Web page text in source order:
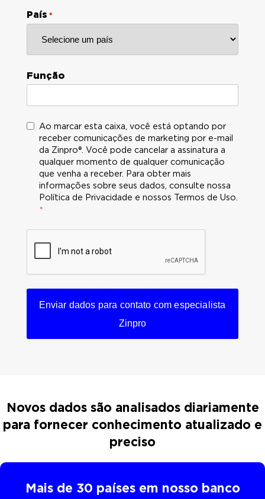
País *
Função
C
m
Ao marcar esta caixa, você está optando por
receber comunicações de marketing por e-mail
da Zinpro®. Você pode cancelar a assinatura a
qualquer momento de qualquer comunicação
que venha a receber. Para obter mais
informações sobre seus dados, consulte nossa
Política de Privacidade e nossos Termos de Uso.
*
Novos dados são analisados diariamente
para fornecer conhecimento atualizado e
preciso
Mais de 30 países em nosso banco